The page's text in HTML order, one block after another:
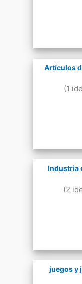
Artículos
(1
Industria
(2
juegos y